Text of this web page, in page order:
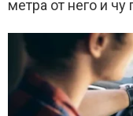
метра от него и чу